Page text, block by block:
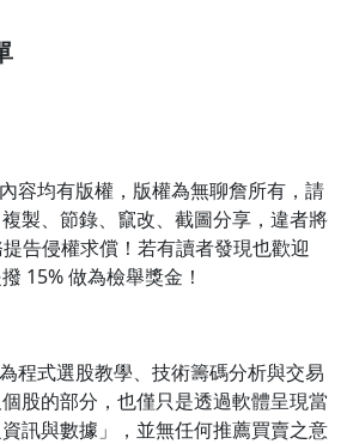
容均有版權，版權為無聊詹所有，請
製、節錄、竄改、截圖分享，違者將
告侵權求償！若有讀者發現也歡迎
15% 做為檢舉獎金！
程式選股教學、技術籌碼分析與交易
股的部分，也僅只是透過軟體呈現當
訊與數據」，並無任何推薦買賣之意